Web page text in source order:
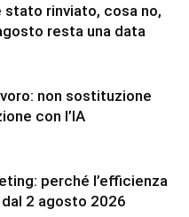
stato rinviato, cosa no,
resta una data
non sostituzione
con l’IA
perché l’efficienza
2 agosto 2026